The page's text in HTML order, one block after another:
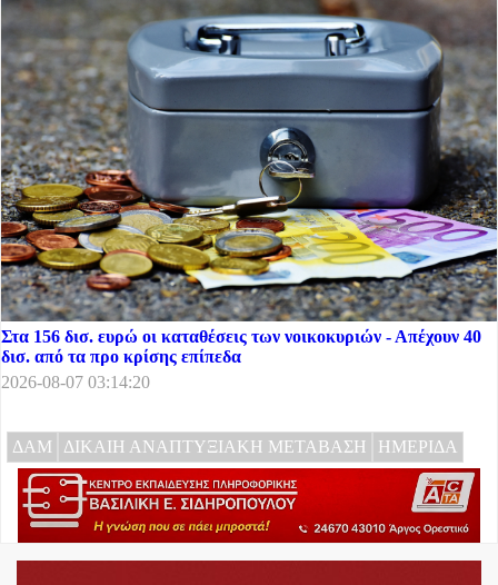
Στα 156 δισ. ευρώ οι καταθέσεις των νοικοκυριών - Απέχουν 40
δισ. από τα προ κρίσης επίπεδα
2026-08-07 03:14:20
ΔΑΜ ΔΙΚΑΙΗ ΑΝΑΠΤΥΞΙΑΚΗ ΜΕΤΑΒΑΣΗ ΗΜΕΡΙΔΑ